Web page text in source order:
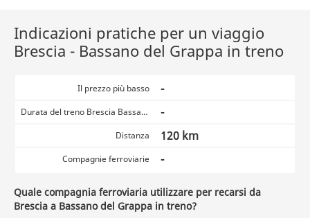
Indicazioni pratiche per un viaggio
Brescia - Bassano del Grappa in treno
Il prezzo più basso -
Durata del treno Brescia Bassano del Grappa -
Distanza 120 km
Compagnie ferroviarie -
Quale compagnia ferroviaria utilizzare per recarsi da
Brescia a Bassano del Grappa in treno?